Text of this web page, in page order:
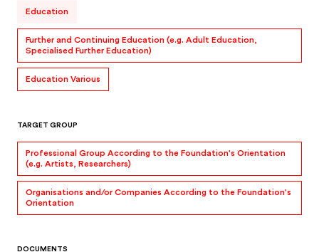
Education
Further and Continuing Education (e.g. Adult Education,
Specialised Further Education)
Education Various
TARGET GROUP
Professional Group According to the Foundation's Orientation
(e.g. Artists, Researchers)
Organisations and/or Companies According to the Foundation's
Orientation
DOCUMENTS